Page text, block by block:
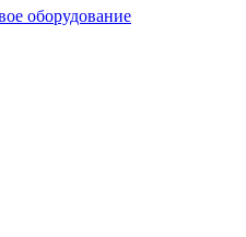
оборудование